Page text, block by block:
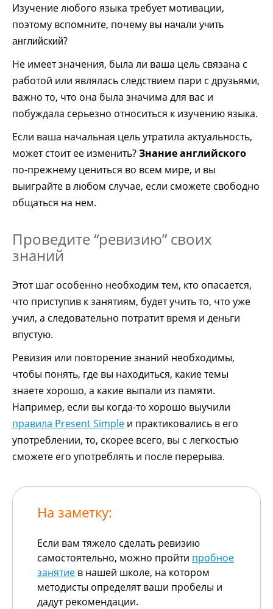
Изучение любого языка требует мотивации,
поэтому вспомните, почему вы начали учить
английский?
Не имеет значения, была ли ваша цель связана с
работой или являлась следствием пари с друзьями,
важно то, что она была значима для вас и
побуждала серьезно относиться к изучению языка.
Если ваша начальная цель утратила актуальность,
может стоит ее изменить?Знание английского
по-прежнему цениться во всем мире, и вы
выиграйте в любом случае, если сможете свободно
общаться на нем.
Проведите “ревизию” своих
знаний
Этот шаг особенно необходим тем, кто опасается,
что приступив к занятиям, будет учить то, что уже
учил, а следовательно потратит время и деньги
впустую.
Ревизия или повторение знаний необходимы,
чтобы понять, где вы находиться, какие темы
знаете хорошо, а какие выпали из памяти.
Например, если вы когда-то хорошо выучили
правила Present Simple и практиковались в его
употреблении, то, скорее всего, вы с легкостью
сможете его употреблять и после перерыва.
На заметку:
Если вам тяжело сделать ревизию
самостоятельно, можно пройти пробное
занятие в нашей школе, на котором
методисты определят ваши пробелы и
дадут рекомендации.